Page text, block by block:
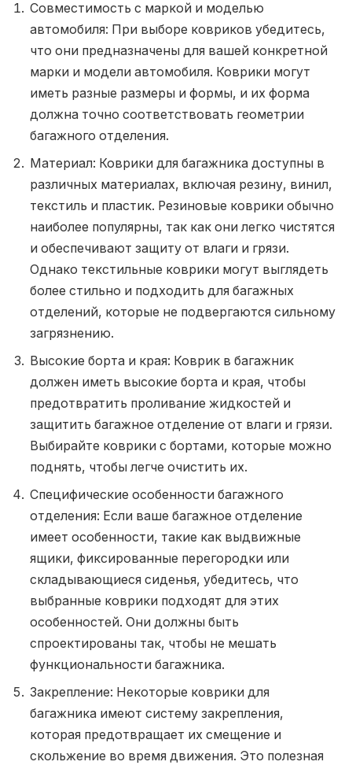
Совместимость с маркой и моделью
автомобиля: При выборе ковриков убедитесь,
что они предназначены для вашей конкретной
марки и модели автомобиля. Коврики могут
иметь разные размеры и формы, и их форма
должна точно соответствовать геометрии
багажного отделения.
Материал: Коврики для багажника доступны в
различных материалах, включая резину, винил,
текстиль и пластик. Резиновые коврики обычно
наиболее популярны, так как они легко чистятся
и обеспечивают защиту от влаги и грязи.
Однако текстильные коврики могут выглядеть
более стильно и подходить для багажных
отделений, которые не подвергаются сильному
загрязнению.
Высокие борта и края: Коврик в багажник
должен иметь высокие борта и края, чтобы
предотвратить проливание жидкостей и
защитить багажное отделение от влаги и грязи.
Выбирайте коврики с бортами, которые можно
поднять, чтобы легче очистить их.
Специфические особенности багажного
отделения: Если ваше багажное отделение
имеет особенности, такие как выдвижные
ящики, фиксированные перегородки или
складывающиеся сиденья, убедитесь, что
выбранные коврики подходят для этих
особенностей. Они должны быть
спроектированы так, чтобы не мешать
функциональности багажника.
Закрепление: Некоторые коврики для
багажника имеют систему закрепления,
которая предотвращает их смещение и
скольжение во время движения. Это полезная